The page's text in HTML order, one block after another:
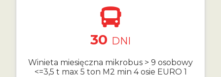
30 DNI
Winieta miesięczna mikrobus > 9 osobowy
<=3,5 t max 5 ton M2 min 4 osie EURO 1